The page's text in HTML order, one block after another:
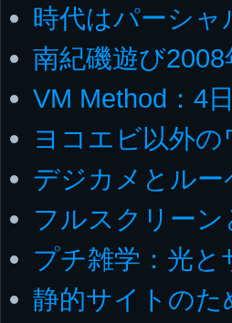
時代はパーシャ
南紀磯遊び
VM Method：4
ヨコエビ以外の
デジカメとル
フルスクリー
プチ雑学：光と
静的サイトの